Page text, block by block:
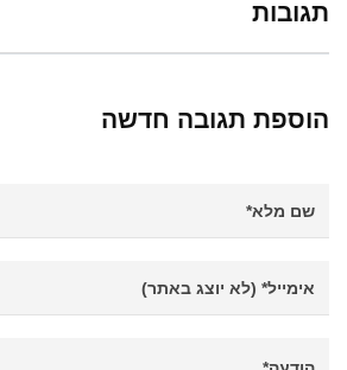
תגובות
הוספת תגובה חדשה